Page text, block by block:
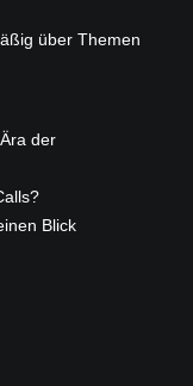
über Themen
der
Blick